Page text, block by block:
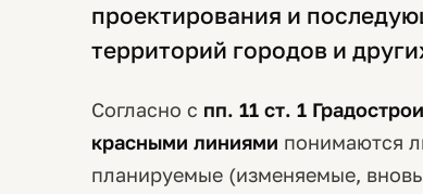
проектирования и
территорий городов и
Согласно с пп. 11 ст. 1
красными линиями понимаются
планируемые (изменяемые,